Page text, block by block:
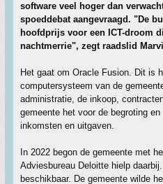
software veel hoger dan
spoeddebat aangevraagd. "De
hoofdprijs voor een ICT-droom
nachtmerrie", zegt raadslid
Het gaat om Oracle Fusion. Dit is
computersysteem van de
administratie, de inkoop,
gemeente het voor de begroting
inkomsten en uitgaven.
In 2022 begon de gemeente met
Adviesbureau Deloitte hielp
beschikbaar. De gemeente wilde